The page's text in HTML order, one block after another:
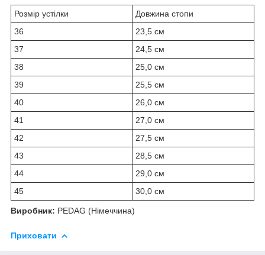
Розмір устілки
Довжина стопи
36
23,5 см
37
24,5 см
38
25,0 см
39
25,5 см
40
26,0 см
41
27,0 см
42
27,5 см
43
28,5 см
44
29,0 см
45
30,0 см
Виробник: PEDAG (Німеччина)
Приховати